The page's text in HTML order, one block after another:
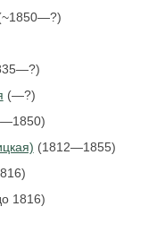
(—?)
(1812—1855)
1816)